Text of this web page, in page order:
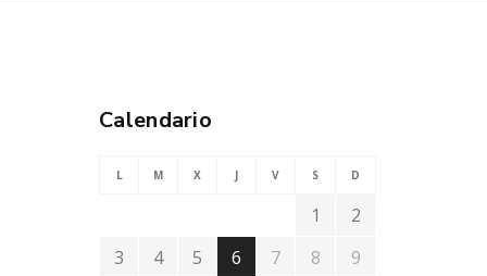
Calendario
L M X J V S D
1
2
3
4 5 6 7 8
9